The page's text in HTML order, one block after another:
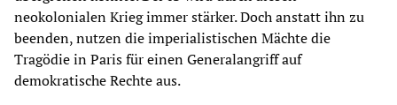
neokolonialen Krieg immer stärker. Doch anstatt ihn zu
beenden, nutzen die imperialistischen Mächte die
Tragödie in Paris für einen Generalangriff auf
demokratische Rechte aus.